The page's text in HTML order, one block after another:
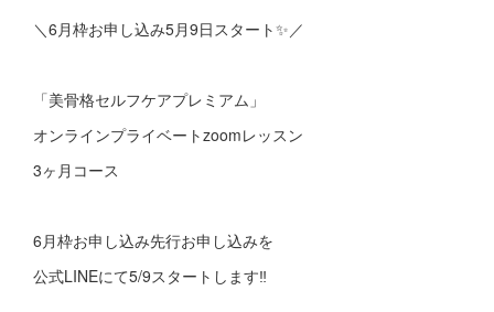
＼6月枠お申し込み5月9日スタート✨／
「美骨格セルフケアプレミアム」
オンラインプライベートzoomレッスン
3ヶ月コース
6月枠お申し込み先行お申し込みを
公式LINEにて5/9スタートします‼︎